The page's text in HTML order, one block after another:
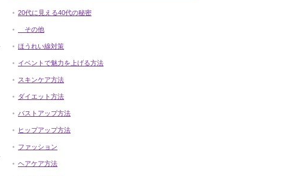
20代に見える40代の秘密
その他
ほうれい線対策
イベントで魅力を上げる方法
スキンケア方法
ダイエット方法
バストアップ方法
ヒップアップ方法
ファッション
ヘアケア方法